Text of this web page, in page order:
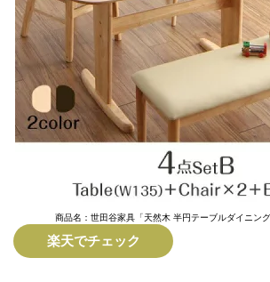
商品名：世田谷家具「天然木 半円テーブルダイニング
楽天でチェック